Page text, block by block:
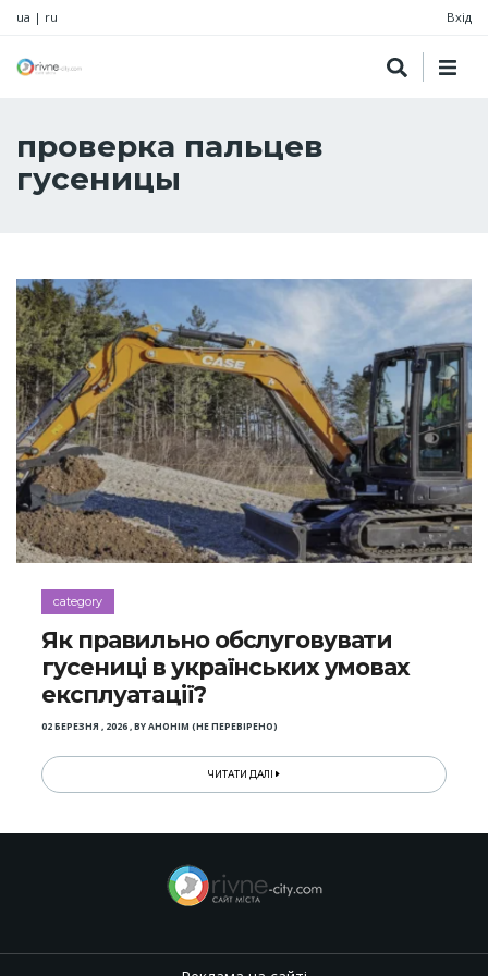
ua | ru Вхід
проверка пальцев
гусеницы
category
Як правильно обслуговувати
гусениці в українських умовах
експлуатації?
02 БЕРЕЗНЯ , 2026,BYАНОНІМ (НЕ ПЕРЕВІРЕНО)
ЧИТАТИ ДАЛІ